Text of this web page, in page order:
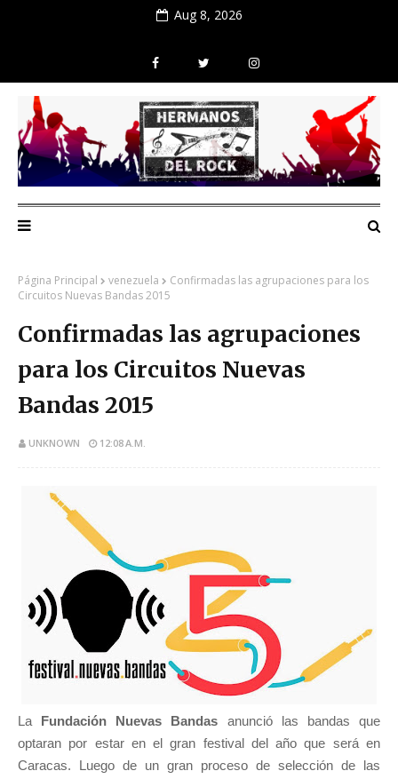
Aug 8, 2026
Página Principal venezuela
Confirmadas las agrupaciones para los
Circuitos Nuevas Bandas 2015
Confirmadas las agrupaciones
para los Circuitos Nuevas
Bandas 2015
UNKNOWN 12:08 A.M.
La ​​ Fundación Nuevas Bandas anunció las bandas que
optaran por estar en el gran festival del año que será en
Caracas. Luego de un gran proceso de selección de las